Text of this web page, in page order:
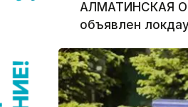
АЛМАТИНСКАЯ
объявлен